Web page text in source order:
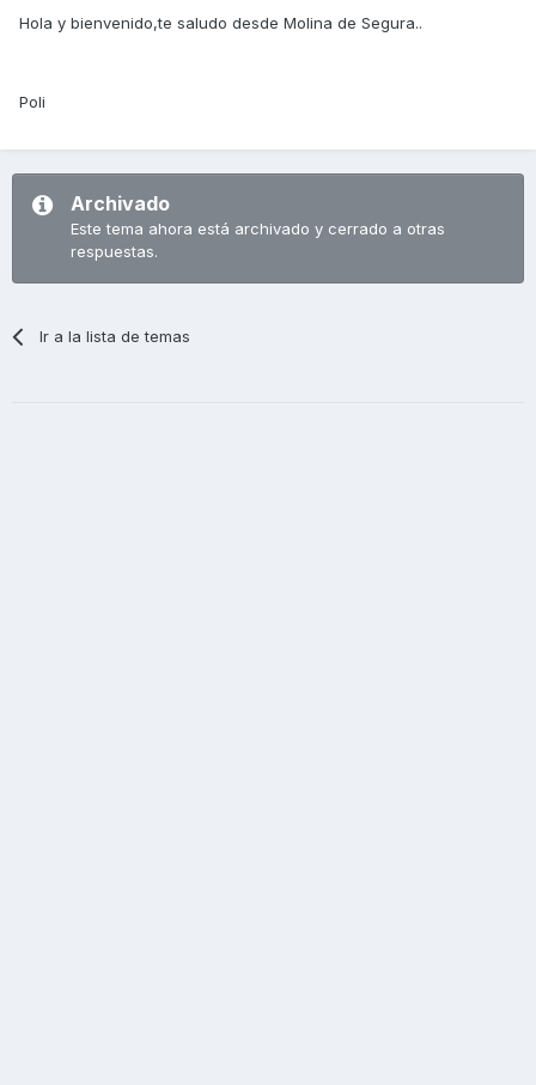
Hola y bienvenido,te saludo desde Molina de Segura..
Poli
Archivado
Este tema ahora está archivado y cerrado a otras
respuestas.
Ir a la lista de temas